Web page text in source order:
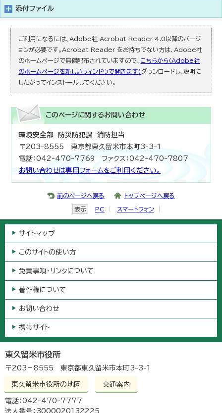
添付ファイル
ご利用になるには、Adobe社 Acrobat Reader 4.0以降のバージ
ョンが必要です。Acrobat Reader をお持ちでない方は、Adobe社
のホームページで無償配布されていますので、 こちらから（Adobe社
のホームページを新しいウィンドウで開きます）ダウンロードし、説明に
したがってインストールしてください。
このページに関するお問い合わせ
環境安全部 防災防犯課 消防担当
〒203-8555 東京都東久留米市本町3-3-1
電話：042-470-7769 ファクス：042-470-7807
お問い合わせは専用フォームをご利用ください。
前のページへ戻る トップページへ戻る
表示 PC スマートフォン
サイトマップ
このサイトの使い方
免責事項・リンクについて
著作権について
お問い合わせ
携帯サイト
東久留米市役所
〒203－8555 東京都東久留米市本町3-3-1
東久留米市役所の地図 交通案内
電話：042-470-7777
法人番号：3000020132225